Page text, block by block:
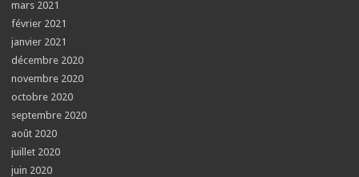
mars 2021
février 2021
janvier 2021
décembre 2020
novembre 2020
octobre 2020
septembre 2020
août 2020
juillet 2020
juin 2020